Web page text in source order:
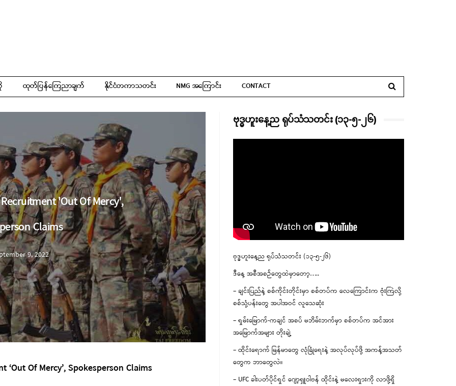
ထုတ်ပြန်ကြေညာချက် နိုင်ငံတကာသတင်း NMG အကြောင်း CONTACT
'Out Of Mercy',
Claims
9, 2022
‘Out Of Mercy’, Spokesperson Claims
ဗုဒ္ဓဟူးနေ့ည ရုပ်သံသတင်း (၁၃-၅-၂၆)
ဗုဒ္ဓဟူးနေ့ည ရုပ်သံသတင်း (၁၃-၅-၂၆)
ဒီနေ့ အစီအစဉ်တွေထဲမှာတော့…..
– ချင်းပြည်နဲ့ စစ်ကိုင်းတိုင်းမှာ စစ်တပ်က လေကြောင်းက ဗုံးကြဲလို့
စစ်သုံ့ပန်းတွေ အပါအဝင် လူသေဆုံး
– ရှမ်းမြောက်-ကချင် အစပ် မဘိမ်းဘက်မှာ စစ်တပ်က အင်အား
အမြောက်အများ တိုးချဲ့
– ထိုင်းရောက် မြန်မာတွေ လုံခြုံရေးနဲ့ အလုပ်လုပ်ဖို့ အကန့်အသတ်
တွေက ဘာတွေလဲ။
– UFC ခါးပတ်ပိုင်ရှင် ဂျော့ရှူဝါဗန် ထိုင်းနဲ့ မလေးရှားကို လာဖို့ရှိ